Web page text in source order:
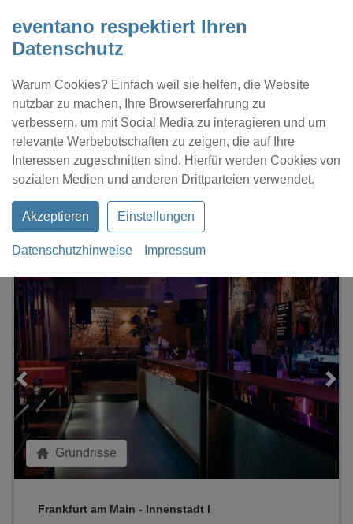
eventano respektiert Ihren
Datenschutz
Warum Cookies? Einfach weil sie helfen, die Website
nutzbar zu machen, Ihre Browsererfahrung zu
verbessern, um mit Social Media zu interagieren und um
relevante Werbebotschaften zu zeigen, die auf Ihre
Interessen zugeschnitten sind. Hierfür werden Cookies von
sozialen Medien und anderen Drittparteien verwendet.
Akzeptieren Einstellungen
Datenschutzhinweise Impressum
Kontakt Location eintragen Profil
Frankfurt am Main
Loading...
Grundrisse
Frankfurt am Main - Innenstadt I